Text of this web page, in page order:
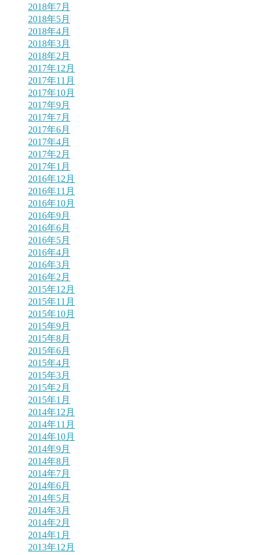
2018年7月
2018年5月
2018年4月
2018年3月
2018年2月
2017年12月
2017年11月
2017年10月
2017年9月
2017年7月
2017年6月
2017年4月
2017年2月
2017年1月
2016年12月
2016年11月
2016年10月
2016年9月
2016年6月
2016年5月
2016年4月
2016年3月
2016年2月
2015年12月
2015年11月
2015年10月
2015年9月
2015年8月
2015年6月
2015年4月
2015年3月
2015年2月
2015年1月
2014年12月
2014年11月
2014年10月
2014年9月
2014年8月
2014年7月
2014年6月
2014年5月
2014年3月
2014年2月
2014年1月
2013年12月